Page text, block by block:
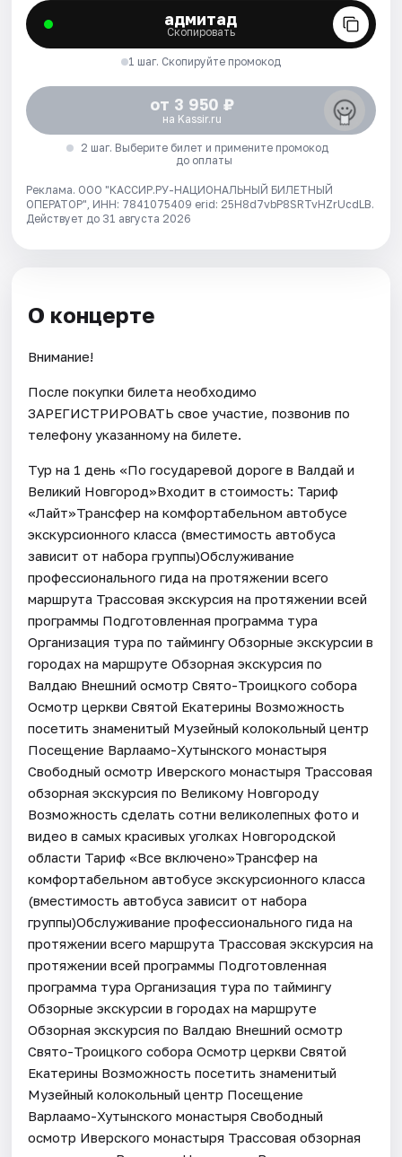
адмитад
Скопировать
1 шаг. Скопируйте промокод
от 3 950 ₽
на Kassir.ru
2 шаг. Выберите билет и примените промокод
до оплаты
Реклама. ООО "КАССИР.РУ-НАЦИОНАЛЬНЫЙ БИЛЕТНЫЙ
ОПЕРАТОР", ИНН: 7841075409 erid: 25H8d7vbP8SRTvHZrUcdLB.
Действует до 31 августа 2026
О концерте
Внимание!
После покупки билета необходимо
ЗАРЕГИСТРИРОВАТЬ свое участие, позвонив по
телефону указанному на билете.
Тур на 1 день «По государевой дороге в Валдай и
Великий Новгород»Входит в стоимость: Тариф
«Лайт»Трансфер на комфортабельном автобусе
экскурсионного класса (вместимость автобуса
зависит от набора группы)Обслуживание
профессионального гида на протяжении всего
маршрута Трассовая экскурсия на протяжении всей
программы Подготовленная программа тура
Организация тура по таймингу Обзорные экскурсии в
городах на маршруте Обзорная экскурсия по
Валдаю Внешний осмотр Свято-Троицкого собора
Осмотр церкви Святой Екатерины Возможность
посетить знаменитый Музейный колокольный центр
Посещение Варлаамо-Хутынского монастыря
Свободный осмотр Иверского монастыря Трассовая
обзорная экскурсия по Великому Новгороду
Возможность сделать сотни великолепных фото и
видео в самых красивых уголках Новгородской
области Тариф «Все включено»Трансфер на
комфортабельном автобусе экскурсионного класса
(вместимость автобуса зависит от набора
группы)Обслуживание профессионального гида на
протяжении всего маршрута Трассовая экскурсия на
протяжении всей программы Подготовленная
программа тура Организация тура по таймингу
Обзорные экскурсии в городах на маршруте
Обзорная экскурсия по Валдаю Внешний осмотр
Свято-Троицкого собора Осмотр церкви Святой
Екатерины Возможность посетить знаменитый
Музейный колокольный центр Посещение
Варлаамо-Хутынского монастыря Свободный
осмотр Иверского монастыря Трассовая обзорная